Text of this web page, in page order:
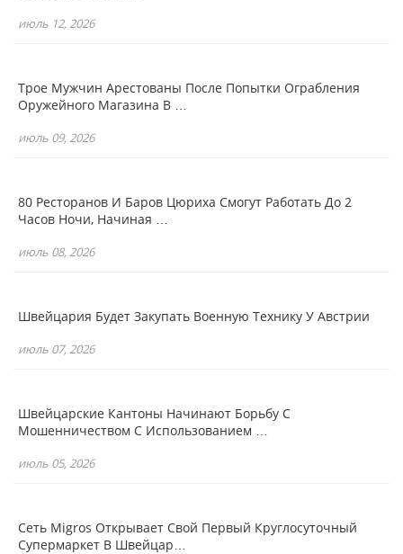
июль 12, 2026
Трое Мужчин Арестованы После Попытки Ограбления
Оружейного Магазина В …
июль 09, 2026
80 Ресторанов И Баров Цюриха Смогут Работать До 2
Часов Ночи, Начиная …
июль 08, 2026
Швейцария Будет Закупать Военную Технику У Австрии
июль 07, 2026
Швейцарские Кантоны Начинают Борьбу С
Мошенничеством С Использованием …
июль 05, 2026
Сеть Migros Открывает Свой Первый Круглосуточный
Супермаркет В Швейцар…